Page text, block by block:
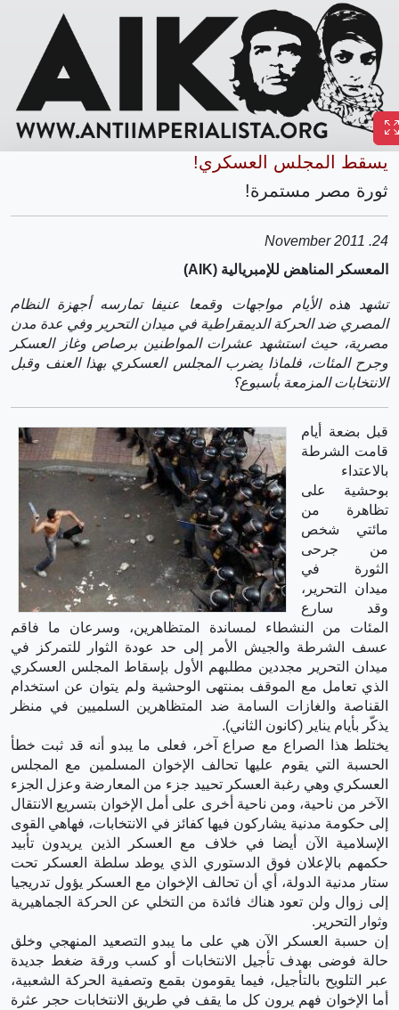
يسقط المجلس العسكري!
ثورة مصر مستمرة!
24. November 2011
المعسكر المناهض للإمبريالية (AIK)
تشهد هذه الأيام مواجهات وقمعا عنيفا تمارسه أجهزة النظام
المصري ضد الحركة الديمقراطية في ميدان التحرير وفي عدة مدن
مصرية، حيث استشهد عشرات المواطنين برصاص وغاز العسكر
وجرح المئات، فلماذا يضرب المجلس العسكري بهذا العنف وقبل
الانتخابات المزمعة بأسبوع؟
قبل بضعة أيام
قامت الشرطة
بالاعتداء
بوحشية على
تظاهرة من
مائتي شخص
من جرحى
الثورة في
ميدان التحرير،
وقد سارع
المئات من النشطاء لمساندة المتظاهرين، وسرعان ما فاقم
عسف الشرطة والجيش الأمر إلى حد عودة الثوار للتمركز في
ميدان التحرير مجددين مطلبهم الأول بإسقاط المجلس العسكري
الذي تعامل مع الموقف بمنتهى الوحشية ولم يتوان عن استخدام
القناصة والغازات السامة ضد المتظاهرين السلميين في منظر
يذكّر بأيام يناير (كانون الثاني).
يختلط هذا الصراع مع صراع آخر، فعلى ما يبدو أنه قد ثبت خطأ
الحسبة التي يقوم عليها تحالف الإخوان المسلمين مع المجلس
العسكري وهي رغبة العسكر تحييد جزء من المعارضة وعزل الجزء
الآخر من ناحية، ومن ناحية أخرى على أمل الإخوان بتسريع الانتقال
إلى حكومة مدنية يشاركون فيها كفائز في الانتخابات، فهاهي القوى
الإسلامية الآن أيضا في خلاف مع العسكر الذين يريدون تأبيد
حكمهم بالإعلان فوق الدستوري الذي يوطد سلطة العسكر تحت
ستار مدنية الدولة، أي أن تحالف الإخوان مع العسكر يؤول تدريجيا
إلى زوال ولن تعود هناك فائدة من التخلي عن الحركة الجماهيرية
وثوار التحرير.
إن حسبة العسكر الآن هي على ما يبدو التصعيد المنهجي وخلق
حالة فوضى بهدف تأجيل الانتخابات أو كسب ورقة ضغط جديدة
عبر التلويح بالتأجيل، فيما يقومون بقمع وتصفية الحركة الشعبية،
أما الإخوان فهم يرون كل ما يقف في طريق الانتخابات حجر عثرة